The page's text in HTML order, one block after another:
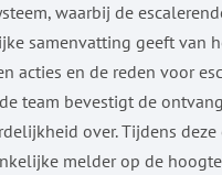
waarbij de
samenvatting geeft van
acties en de reden voor
team bevestigt de
over. Tijdens
melder op de